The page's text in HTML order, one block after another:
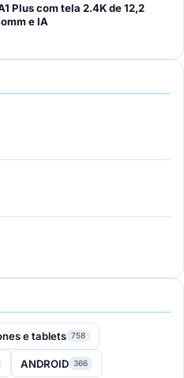
Plus com tela 2.4K de 12,2
e IA
e tablets 758
ANDROID 366